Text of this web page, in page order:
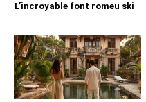
L’incroyable font romeu ski